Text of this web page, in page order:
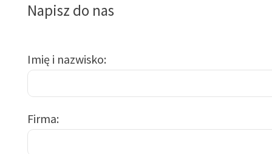
Napisz do nas
Imię i nazwisko
Firma